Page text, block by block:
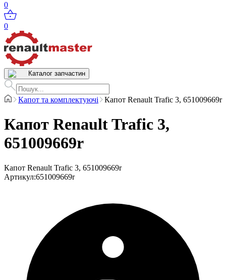
0
0
Каталог запчастин
Капот та комплектуючі Капот Renault Trafic 3, 651009669r
Капот Renault Trafic 3,
651009669r
Капот Renault Trafic 3, 651009669r
Артикул:651009669r